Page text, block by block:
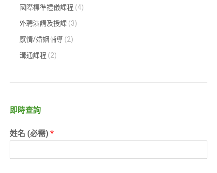
國際標準禮儀課程 (4)
外聘演講及授課 (3)
感情/婚姻輔導 (2)
溝通課程 (2)
即時查詢
姓名 (必需) *